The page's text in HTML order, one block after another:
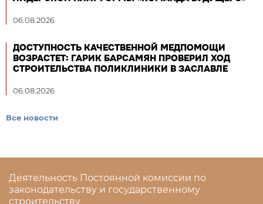
06.08.2026
ДОСТУПНОСТЬ КАЧЕСТВЕННОЙ МЕДПОМОЩИ
ВОЗРАСТЕТ: ГАРИК БАРСАМЯН ПРОВЕРИЛ ХОД
СТРОИТЕЛЬСТВА ПОЛИКЛИНИКИ В ЗАСЛАВЛЕ
06.08.2026
Все новости
Деятельность Постоянной комиссии по
законодательству и государственному
строительству